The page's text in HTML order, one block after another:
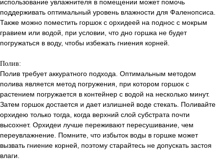
использование увлажнителя в помещении может помочь
поддерживать оптимальный уровень влажности для Фаленопсиса.
Также можно поместить горшок с орхидеей на поднос с мокрым
гравием или водой, при условии, что дно горшка не будет
погружаться в воду, чтобы избежать гниения корней.
Полив:
Полив требует аккуратного подхода. Оптимальным методом
полива является метод погружения, при котором горшок с
растением погружается в контейнер с водой на несколько минут.
Затем горшок достается и дает излишней воде стекать. Поливайте
орхидею только тогда, когда верхний слой субстрата почти
высохнет. Орхидеи лучше переживают пересушивание, чем
переувлажнение. Помните, что избыток воды в горшке может
вызвать гниение корней, поэтому старайтесь не допускать застоя
влаги.